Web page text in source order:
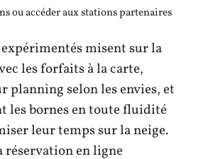
ou accéder aux stations partenaires
misent sur la
les forfaits à la carte,
planning selon les envies, et
les bornes en toute fluidité
leur temps sur la neige.
en ligne